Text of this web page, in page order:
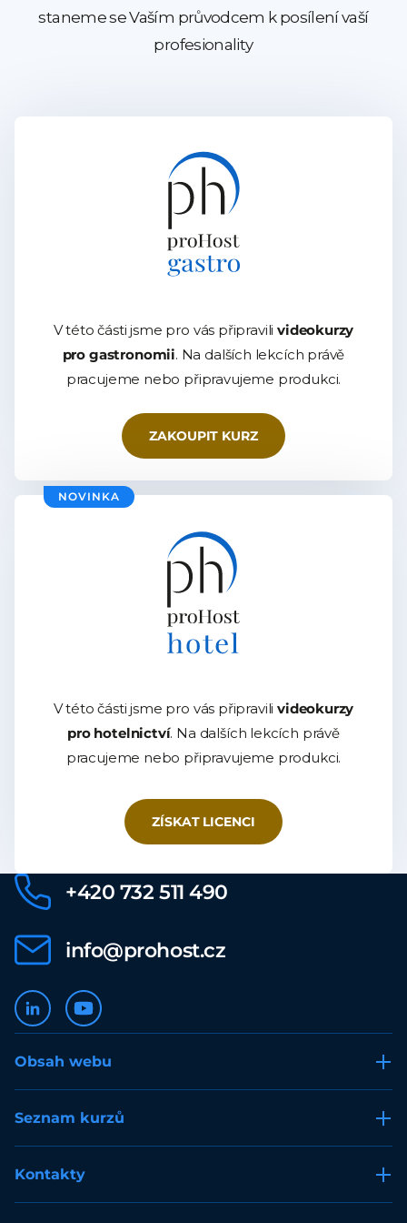
staneme se Vaším průvodcem k posílení vaší
profesionality
V této části jsme pro vás připravilivideokurzy
pro gastronomii. Na dalších lekcích právě
pracujeme nebo připravujeme produkci.
ZAKOUPIT KURZ
NOVINKA
V této části jsme pro vás připravilivideokurzy
pro hotelnictví. Na dalších lekcích právě
pracujeme nebo připravujeme produkci.
ZÍSKAT LICENCI
+420 732 511 490
info@prohost.cz
Obsah webu
Seznam kurzů
Kontakty